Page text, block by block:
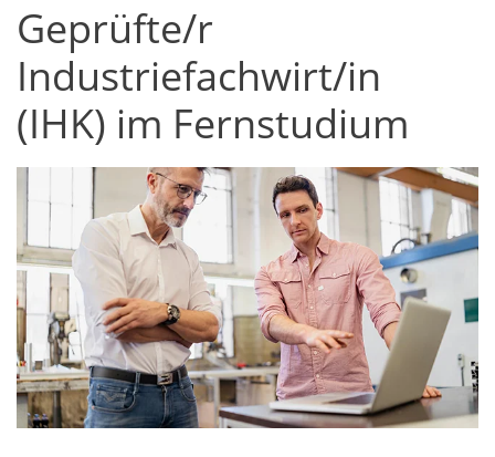
Geprüfte/r
Industriefachwirt/in
(IHK) im Fernstudium